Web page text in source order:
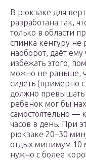
В рюкзаке для
разработана так,
только в области
спинка кенгуру не
наоборот, даёт
избежать этого,
можно не раньше,
сидеть (примерно
должно превышать
ребёнок мог бы
самостоятельно —
часов в день. При
рюкзаке 20–30
отдых минимум 10
нужно с более